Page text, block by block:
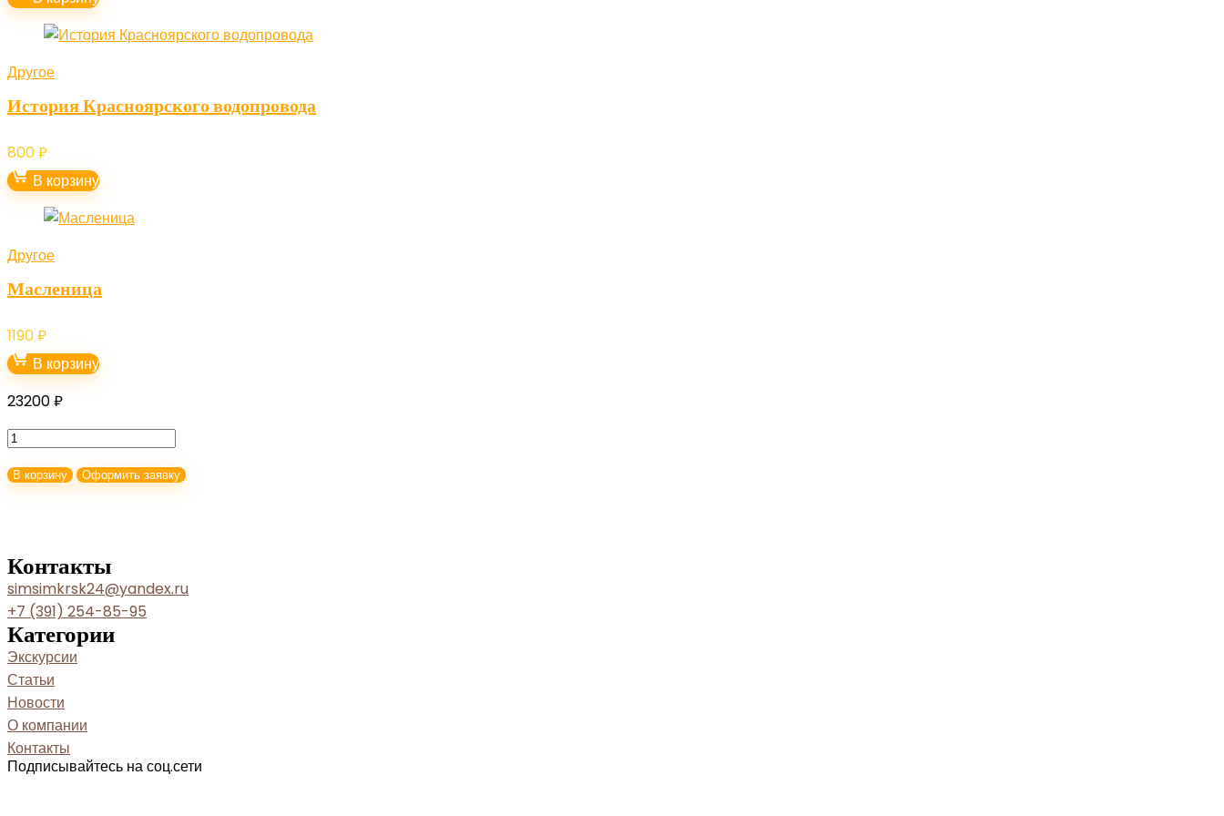
Другое
История Красноярского водопровода
800₽
В корзину
Другое
Масленица
1190₽
В корзину
23200₽
Количество
Тур
Иркутск
В корзину Оформить заявку
Контакты
simsimkrsk24@yandex.ru
+7 (391) 254-85-95
Категории
Экскурсии
Статьи
Новости
О компании
Контакты
Подписывайтесь на соц.сети